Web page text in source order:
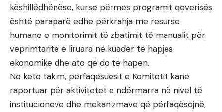
këshillëdhënëse, kurse përmes programit qeverisës
është paraparë edhe përkrahja me resurse
humane e monitorimit të zbatimit të manualit për
veprimtaritë e liruara në kuadër të hapjes
ekonomike dhe ato që do të hapen.
Në këtë takim, përfaqësuesit e Komitetit kanë
raportuar për aktivitetet e ndërmarra në nivel të
institucioneve dhe mekanizmave që përfaqësojnë,